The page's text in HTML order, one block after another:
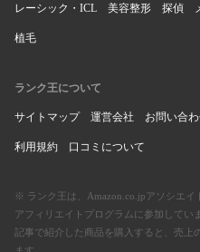
レーシック・ICL 美容整形 探偵
植毛
ランク王について
サイトマップ 運営会社 お問い合
利用規約 口コミについて
※ ランク王は、Amazon.co.jpアソシエ
アフィリエイトプログラムに参加してい
記事で紹介した商品を購入すると、売上
ます。